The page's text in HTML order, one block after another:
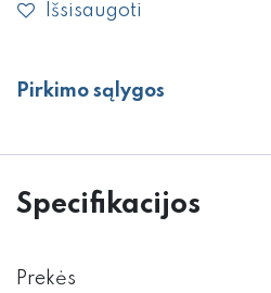
Išsisaugoti
Pirkimo sąlygos
Specifikacijos
Prekės